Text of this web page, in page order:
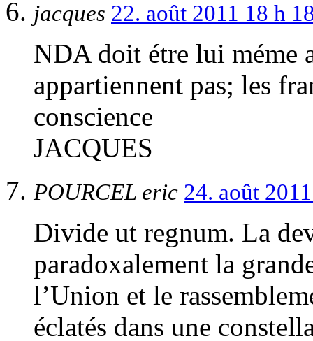
jacques 22. août 2011 18 h
NDA doit étre lui méme
appartiennent pas; les
conscience
JACQUES
POURCEL eric 24. août
Divide ut regnum. La
paradoxalement la
l’Union et le
éclatés dans une